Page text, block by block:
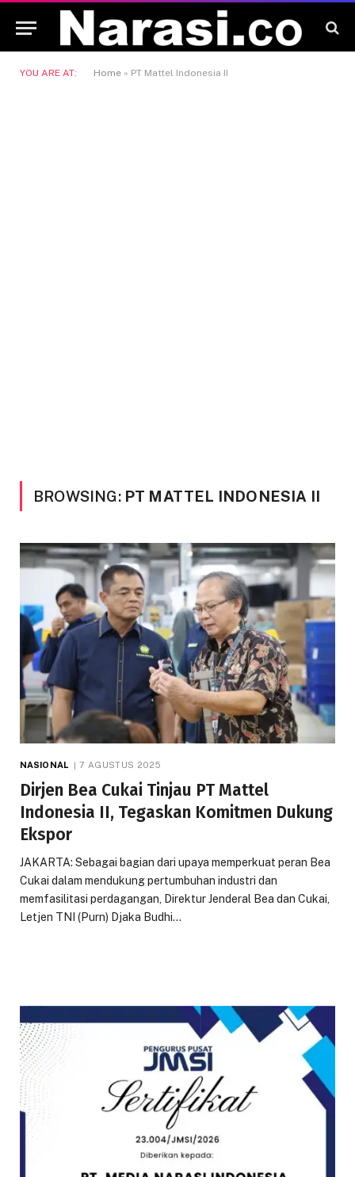
YOU ARE AT: Home » PT Mattel Indonesia II
BROWSING: PT MATTEL INDONESIA II
NASIONAL 7 AGUSTUS 2025
Dirjen Bea Cukai Tinjau PT Mattel
Indonesia II, Tegaskan Komitmen Dukung
Ekspor
JAKARTA: Sebagai bagian dari upaya memperkuat peran Bea
Cukai dalam mendukung pertumbuhan industri dan
memfasilitasi perdagangan, Direktur Jenderal Bea dan Cukai,
Letjen TNI (Purn) Djaka Budhi…